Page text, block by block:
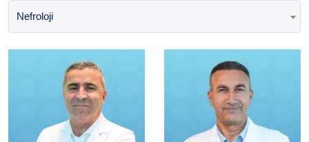
Nefroloji